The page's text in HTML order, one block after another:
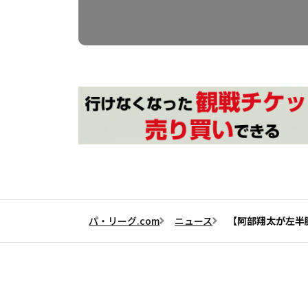
パ・リーグ.com ニュース 【阿部翔太が左